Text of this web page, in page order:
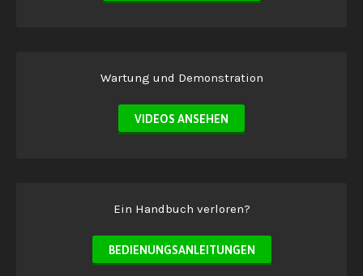
Wartung und Demonstration
VIDEOS ANSEHEN
Ein Handbuch verloren?
BEDIENUNGSANLEITUNGEN